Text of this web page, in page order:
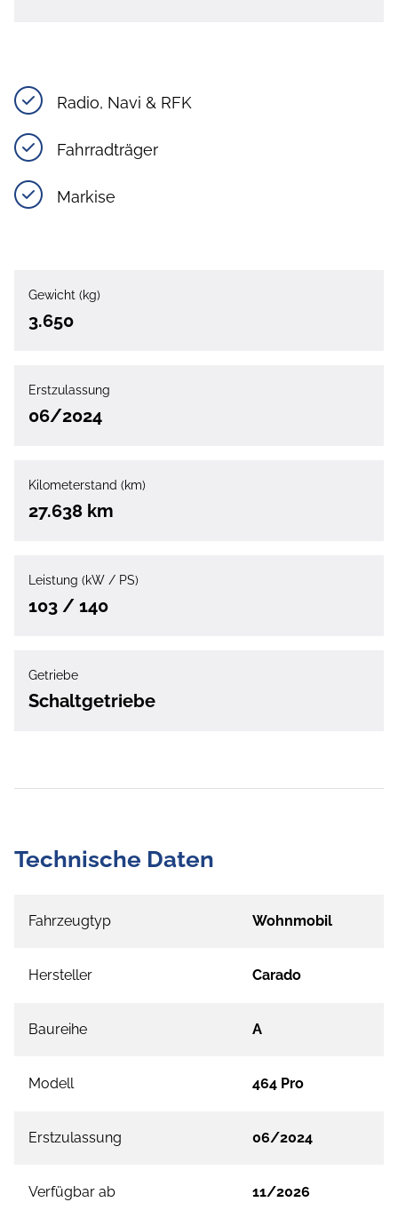
Radio, Navi & RFK
Fahrradträger
Markise
Gewicht (kg)
3.650
Erstzulassung
06/2024
Kilometerstand (km)
27.638 km
Leistung (kW / PS)
103 / 140
Getriebe
Schaltgetriebe
Technische Daten
Fahrzeugtyp Wohnmobil
Hersteller Carado
Baureihe A
Modell 464 Pro
Erstzulassung 06/2024
Verfügbar ab 11/2026